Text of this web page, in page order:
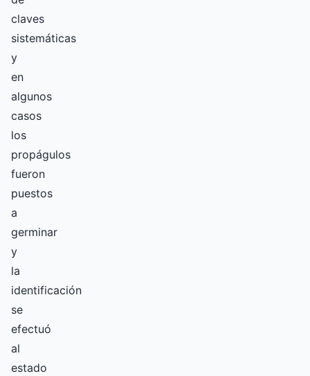
claves
sistemáticas
y
en
algunos
casos
los
propágulos
fueron
puestos
a
germinar
y
la
identificación
se
efectuó
al
estado